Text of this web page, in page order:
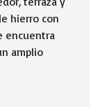
hierro con
encuentra
amplio